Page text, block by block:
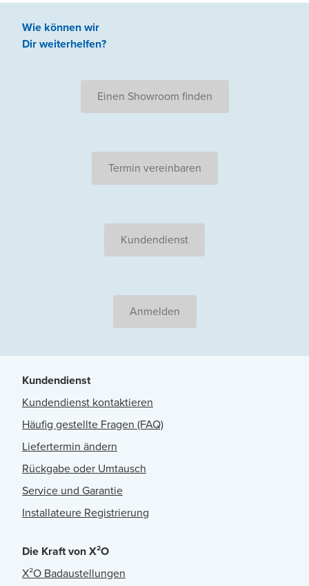
Wie können wir
Dir weiterhelfen?
Einen Showroom finden
Termin vereinbaren
Kundendienst
Anmelden
Kundendienst
Kundendienst kontaktieren
Häufig gestellte Fragen (FAQ)
Liefertermin ändern
Rückgabe oder Umtausch
Service und Garantie
Installateure Registrierung
Die Kraft von X²O
X²O Badaustellungen